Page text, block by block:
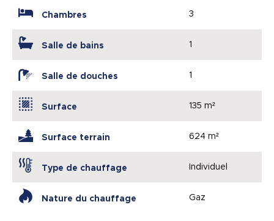
Chambres 3
Salle de bains 1
Salle de douches 1
Surface 135 m²
Surface terrain 624 m²
Type de chauffage Individuel
Nature du chauffage Gaz